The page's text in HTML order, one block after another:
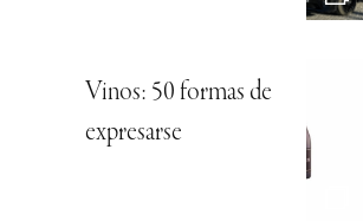
Vinos: 50 formas de
expresarse